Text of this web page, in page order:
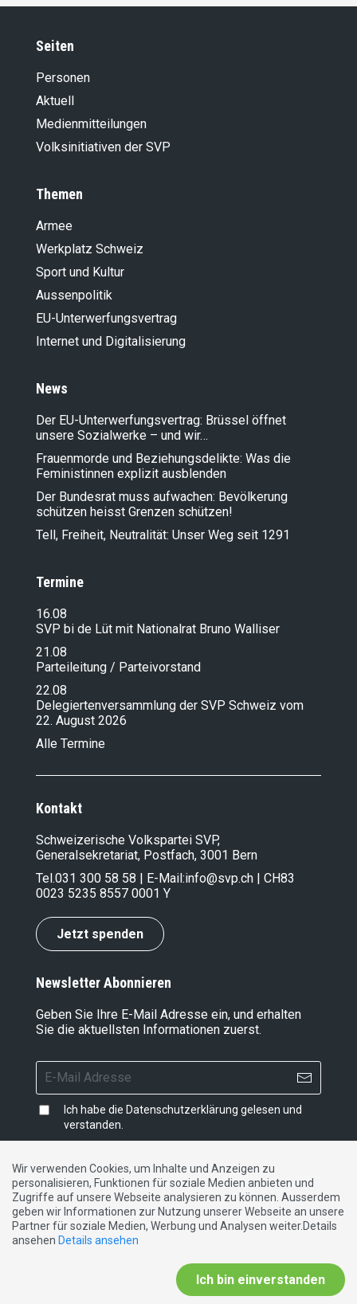
Seiten
Personen
Aktuell
Medienmitteilungen
Volksinitiativen der SVP
Themen
Armee
Werkplatz Schweiz
Sport und Kultur
Aussenpolitik
EU-Unterwerfungsvertrag
Internet und Digitalisierung
News
Der EU-Unterwerfungsvertrag: Brüssel öffnet
unsere Sozialwerke – und wir…
Frauenmorde und Beziehungsdelikte: Was die
Feministinnen explizit ausblenden
Der Bundesrat muss aufwachen: Bevölkerung
schützen heisst Grenzen schützen!
Tell, Freiheit, Neutralität: Unser Weg seit 1291
Termine
16.08
SVP bi de Lüt mit Nationalrat Bruno Walliser
21.08
Parteileitung / Parteivorstand
22.08
Delegiertenversammlung der SVP Schweiz vom
22. August 2026
Alle Termine
Kontakt
Schweizerische Volkspartei SVP,
Generalsekretariat, Postfach, 3001 Bern
Tel.031 300 58 58 | E-Mail:info@svp.ch | CH83
0023 5235 8557 0001 Y
Jetzt spenden
Newsletter Abonnieren
Geben Sie Ihre E-Mail Adresse ein, und erhalten
Sie die aktuellsten Informationen zuerst.
Ich habe die Datenschutzerklärung gelesen und
verstanden.
Impressum |Datenschutzerklärung|Kontakt
DE FR IT
Wir verwenden Cookies, um Inhalte und Anzeigen zu
personalisieren, Funktionen für soziale Medien anbieten und
Zugriffe auf unsere Webseite analysieren zu können. Ausserdem
geben wir Informationen zur Nutzung unserer Webseite an unsere
Partner für soziale Medien, Werbung und Analysen weiter.Details
ansehen Details ansehen
Ich bin einverstanden